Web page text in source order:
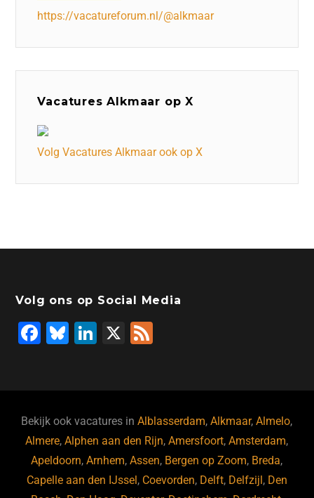
https://vacatureforum.nl/@alkmaar
Vacatures Alkmaar op X
Volg Vacatures Alkmaar ook op X
Volg ons op Social Media
F
b
o
o
k
Bl
ky
Li
dI
n
X
Bekijk ook vacatures inAlblasserdam,Alkmaar,Almelo,
Almere,Alphen aan den Rijn,Amersfoort,Amsterdam,
Apeldoorn,Arnhem,Assen, Bergen op Zoom, Breda,
Capelle aan den IJssel, Coevorden, Delft, Delfzijl, Den